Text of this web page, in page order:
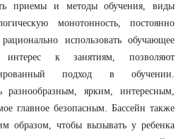
приемы и методы обучения, виды
монотонность, постоянно
использовать обучающее
интерес к занятиям, позволяют
подход в обучении.
разнообразным, ярким, интересным,
главное безопасным. Бассейн также
образом, чтобы вызывать у ребенка